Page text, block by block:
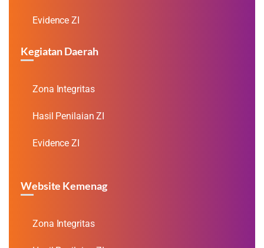
Evidence ZI
Kegiatan Daerah
Zona Integritas
Hasil Penilaian ZI
Evidence ZI
Website Kemenag
Zona Integritas